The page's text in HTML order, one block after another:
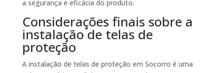
a segurança e eficácia do produto.
Considerações finais sobre a
instalação de telas de
proteção
A instalação de telas de proteção em Socorro é uma